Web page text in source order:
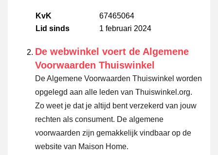
KvK
67465064
Lid sinds
1 februari 2024
De webwinkel voert de Algemene
Voorwaarden Thuiswinkel
De Algemene Voorwaarden Thuiswinkel worden
opgelegd aan alle leden van Thuiswinkel.org.
Zo weet je dat je altijd bent verzekerd van jouw
rechten als consument. De algemene
voorwaarden zijn gemakkelijk vindbaar op de
website van Maison Home.